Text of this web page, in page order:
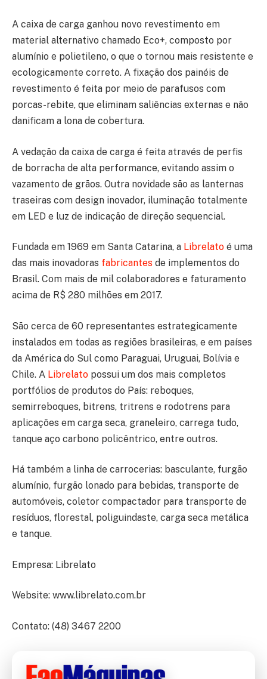
A caixa de carga ganhou novo revestimento em
material alternativo chamado Eco+, composto por
alumínio e polietileno, o que o tornou mais resistente e
ecologicamente correto. A fixação dos painéis de
revestimento é feita por meio de parafusos com
porcas-rebite, que eliminam saliências externas e não
danificam a lona de cobertura.
A vedação da caixa de carga é feita através de perfis
de borracha de alta performance, evitando assim o
vazamento de grãos. Outra novidade são as lanternas
traseiras com design inovador, iluminação totalmente
em LED e luz de indicação de direção sequencial.
Fundada em 1969 em Santa Catarina, a Librelato é uma
das mais inovadoras fabricantes de implementos do
Brasil. Com mais de mil colaboradores e faturamento
acima de R$ 280 milhões em 2017.
São cerca de 60 representantes estrategicamente
instalados em todas as regiões brasileiras, e em países
da América do Sul como Paraguai, Uruguai, Bolívia e
Chile. A Librelato possui um dos mais completos
portfólios de produtos do País: reboques,
semirreboques, bitrens, tritrens e rodotrens para
aplicações em carga seca, graneleiro, carrega tudo,
tanque aço carbono policêntrico, entre outros.
Há também a linha de carrocerias: basculante, furgão
alumínio, furgão lonado para bebidas, transporte de
automóveis, coletor compactador para transporte de
resíduos, florestal, poliguindaste, carga seca metálica
e tanque.
Empresa: Librelato
Website: www.librelato.com.br
Contato: (48) 3467 2200